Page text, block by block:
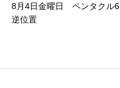
8月4日金曜日 ペンタクル6
逆位置